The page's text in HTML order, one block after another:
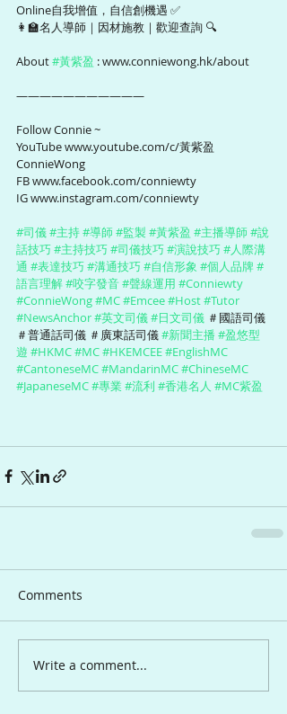
Online自我增值，自信創機遇 ✅
👩‍🏫名人導師｜因材施教｜歡迎查詢 🔍
About #黃紫盈 : www.conniewong.hk/about
———————————
Follow Connie ~
YouTube www.youtube.com/c/黃紫盈
ConnieWong
FB www.facebook.com/conniewty
IG www.instagram.com/conniewty
#司儀#主持#導師 #監製 #黃紫盈 #主播導師 #說
話技巧#主持技巧#司儀技巧#演說技巧#人際溝
通 #表達技巧#溝通技巧#自信形象 #個人品牌#
語言理解#咬字發音#聲線運用 #Conniewty
#ConnieWong#MC#Emcee#Host#Tutor
#NewsAnchor#英文司儀#日文司儀 ＃國語司儀
＃普通話司儀 ＃廣東話司儀 #新聞主播 #盈悠型
遊 #HKMC#MC#HKEMCEE#EnglishMC
#CantoneseMC#MandarinMC#ChineseMC
#JapaneseMC#專業 #流利 #香港名人 #MC紫盈
Comments
Write a comment...